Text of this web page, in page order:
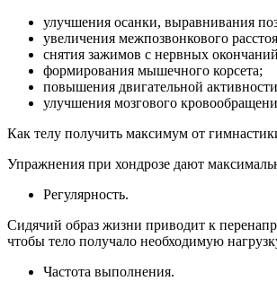
улучшения осанки, выравнивания
увеличения межпозвонкового
снятия зажимов с нервных
формирования мышечного корсета;
повышения двигательной
улучшения мозгового
Как телу получить максимум от
Упражнения при хондрозе дают
Регулярность.
Сидячий образ жизни приводит к
чтобы тело получало необходимую
Частота выполнения.